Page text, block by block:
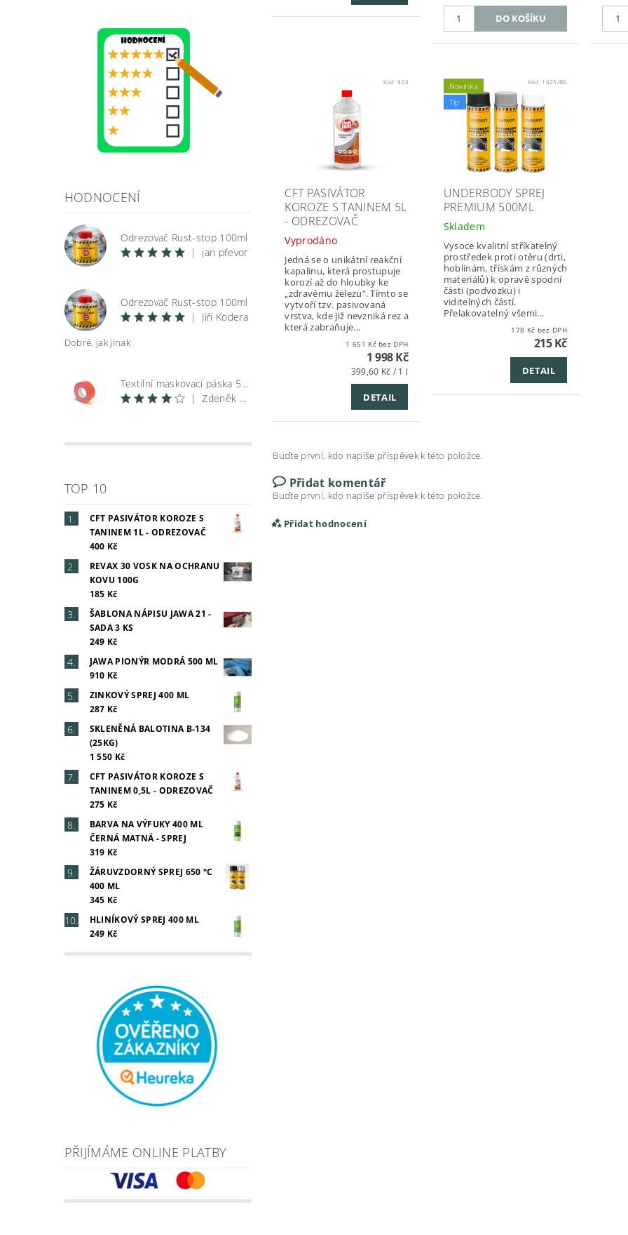
HODNOCENÍ
Odrezovač Rust-stop 100ml
|
jan převor
Odrezovač Rust-stop 100ml
|
Jiří Kodera
Dobré, jak jinak
Textilní maskovací páska 50 m
|
Zdeněk Špunar
TOP 10
CFT PASIVÁTOR KOROZE S
TANINEM 1L - ODREZOVAČ
400 Kč
REVAX 30 VOSK NA OCHRANU
KOVU 100G
185 Kč
ŠABLONA NÁPISU JAWA 21 -
SADA 3 KS
249 Kč
JAWA PIONÝR MODRÁ 500 ML
910 Kč
ZINKOVÝ SPREJ 400 ML
287 Kč
SKLENĚNÁ BALOTINA B-134
(25KG)
1 550 Kč
CFT PASIVÁTOR KOROZE S
TANINEM 0,5L - ODREZOVAČ
275 Kč
BARVA NA VÝFUKY 400 ML
ČERNÁ MATNÁ - SPREJ
319 Kč
ŽÁRUVZDORNÝ SPREJ 650 °C
400 ML
345 Kč
HLINÍKOVÝ SPREJ 400 ML
249 Kč
PŘIJÍMÁME ONLINE PLATBY
Kód:903
CFT PASIVÁTOR
KOROZE S TANINEM 5L
- ODREZOVAČ
Vyprodáno
Jedná se o unikátní reakční
kapalinu, která prostupuje
korozí až do hloubky ke
„zdravému železu“. Tímto se
vytvoří tzv. pasivovaná
vrstva, kde již nevzniká rez a
která zabraňuje...
1 651 Kč bez DPH
1 998 Kč
399,60 Kč / 1 l
DETAIL
Novinka
Tip
Kód: 1425/BIL
UNDERBODY SPREJ
PREMIUM 500ML
Skladem
Vysoce kvalitní stříkatelný
prostředek proti otěru (drti,
hoblinám, třískám z různých
materiálů) k opravě spodní
části (podvozku) i
viditelných částí.
Přelakovatelný všemi...
178 Kč bez DPH
215 Kč
DETAIL
Buďte první, kdo napíše příspěvek k této položce.
Přidat komentář
Buďte první, kdo napíše příspěvek k této položce.
Přidat hodnocení